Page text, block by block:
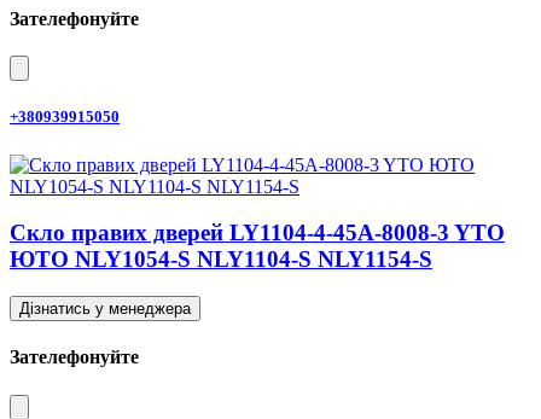
Зателефонуйте
+380939915050
Скло правих дверей LY1104-4-45A-8008-3 YTO
ЮТО NLY1054-S NLY1104-S NLY1154-S
Дізнатись у менеджера
Зателефонуйте